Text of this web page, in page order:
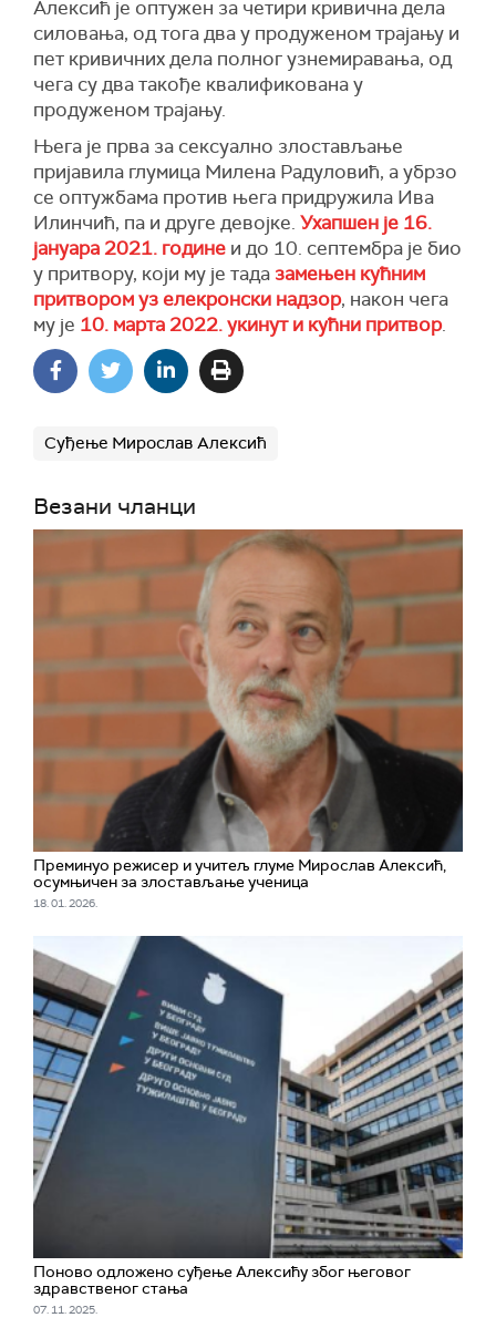
Алексић је оптужен за четири кривична дела
силовања, од тога два у продуженом трајању и
пет кривичних дела полног узнемиравања, од
чега су два такође квалификована у
продуженом трајању.
Њега је прва за сексуално злостављање
пријавила глумица Милена Радуловић, а убрзо
се оптужбама против њега придружила Ива
Илинчић, па и друге девојке. Ухапшен је 16.
јануара 2021. године и до 10. септембра је био
у притвору, који му је тада замењен кућним
притвором уз елекронски надзор, након чега
му је 10. марта 2022. укинут и кућни притвор.
Суђење Мирослав Алексић
Везани чланци
Преминуо режисер и учитељ глуме Мирослав Алексић,
осумњичен за злостављање ученица
18. 01. 2026.
Поново одложено суђење Алексићу због његовог
здравственог стања
07. 11. 2025.